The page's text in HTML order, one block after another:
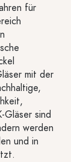
für
mit der
Gläser sind
werden
und in